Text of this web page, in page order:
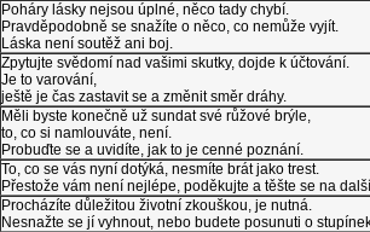
Poháry lásky nejsou úplné, něco tady chybí.
Pravděpodobně se snažíte o něco, co nemůže vyjít.
Láska není soutěž ani boj.
Zpytujte svědomí nad vašimi skutky, dojde k účtování.
Je to varování,
ještě je čas zastavit se a změnit směr dráhy.
Měli byste konečně už sundat své růžové brýle,
to, co si namlouváte, není.
Probuďte se a uvidíte, jak to je cenné poznání.
To, co se vás nyní dotýká, nesmíte brát jako trest.
Přestože vám není nejlépe, poděkujte a těšte se na
Procházíte důležitou životní zkouškou, je nutná.
Nesnažte se jí vyhnout, nebo budete posunuti o